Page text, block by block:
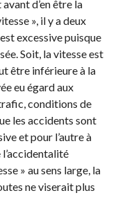
d’en être la
», il y a deux
excessive puisque
Soit, la vitesse est
être inférieure à la
eu égard aux
conditions de
les accidents sont
et pour l’autre à
l’accidentalité
» au sens large, la
ne viserait plus